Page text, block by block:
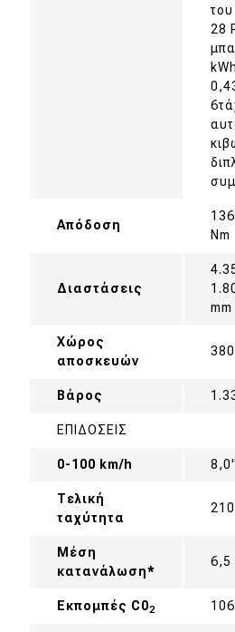
του
28
Απόδοση
Nm
Διαστάσεις
mm
Χώρος
αποσκευών
Βάρος
ΕΠΙΔΟΣΕΙΣ
0-100 km/h 8,0"
Τελική
ταχύτητα
Μέση
κατανάλωση*
6,5
Εκπομπές C02